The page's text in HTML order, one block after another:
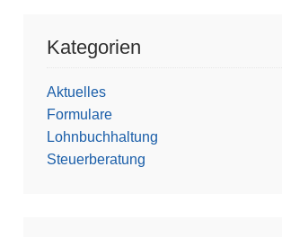
Kategorien
Aktuelles
Formulare
Lohnbuchhaltung
Steuerberatung